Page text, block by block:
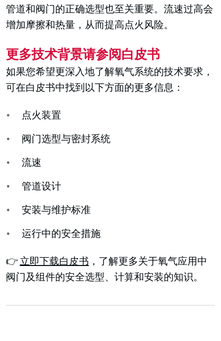
管道和阀门的正确选型也至关重要。流速过高会
增加摩擦和热量，从而提高点火风险。
更多技术背景请参阅白皮书
如果您希望更深入地了解氧气系统的技术要求，
可在白皮书中找到以下方面的更多信息：
点火装置
阀门选型与密封系统
流速
管道设计
安装与维护标准
运行中的安全措施
👉立即下载白皮书 ，了解更多关于氧气应用中
阀门及组件的安全选型、计算和安装的知识。